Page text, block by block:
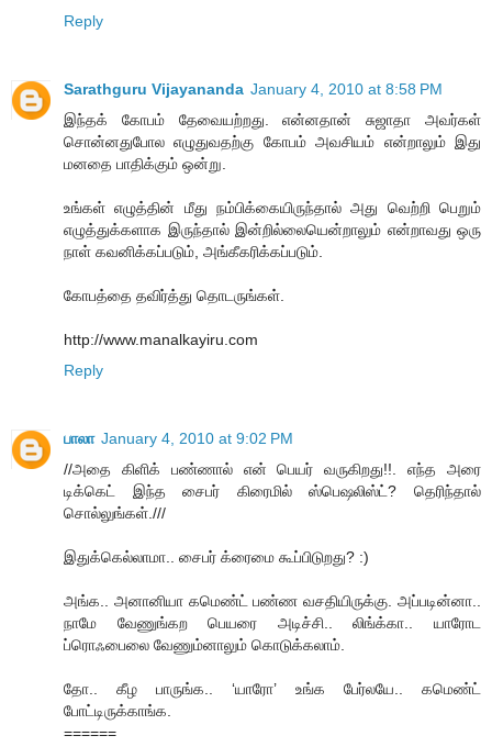
Reply
Sarathguru Vijayananda January 4, 2010 at 8:58 PM
இந்தக் கோபம் தேவையற்றது. என்னதான் சுஜாதா அவர்கள்
சொன்னதுபோல எழுதுவதற்கு கோபம் அவசியம் என்றாலும் இது
மனதை பாதிக்கும் ஒன்று.
உங்கள் எழுத்தின் மீது நம்பிக்கையிருந்தால் அது வெற்றி பெறும்
எழுத்துக்களாக இருந்தால் இன்றில்லையென்றாலும் என்றாவது ஒரு
நாள் கவனிக்கப்படும், அங்கீகரிக்கப்படும்.
கோபத்தை தவிர்த்து தொடருங்கள்.
http://www.manalkayiru.com
Reply
பாலா January 4, 2010 at 9:02 PM
//அதை கிளிக் பண்ணால் என் பெயர் வருகிறது!!. எந்த அரை
டிக்கெட் இந்த சைபர் கிரைமில் ஸ்பெஷலிஸ்ட்? தெரிந்தால்
சொல்லுங்கள்.///
இதுக்கெல்லாமா.. சைபர் க்ரைமை கூப்பிடுறது? :)
அங்க.. அனானியா கமெண்ட் பண்ண வசதியிருக்கு. அப்படின்னா..
நாமே வேணுங்கற பெயரை அடிச்சி.. லிங்க்கா.. யாரோட
ப்ரொஃபைலை வேணும்னாலும் கொடுக்கலாம்.
தோ.. கீழ பாருங்க.. ‘யாரோ’ உங்க பேர்லயே.. கமெண்ட்
போட்டிருக்காங்க.
======